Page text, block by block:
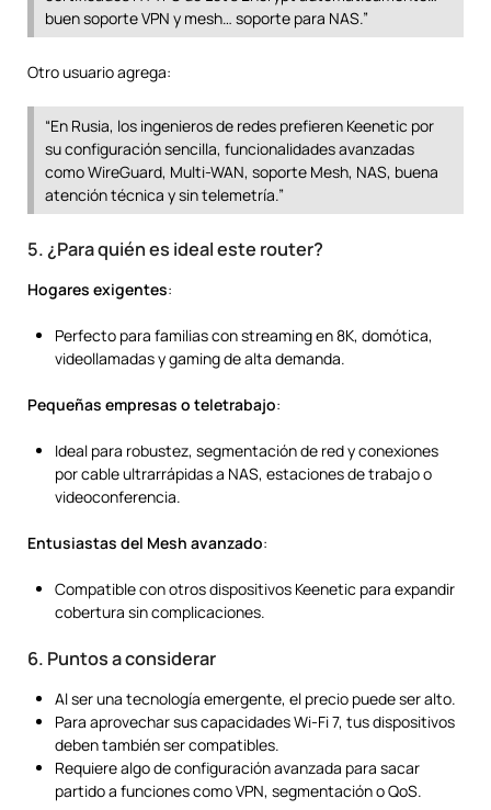
buen soporte VPN y mesh… soporte para NAS.”
Otro usuario agrega:
“En Rusia, los ingenieros de redes prefieren Keenetic por
su configuración sencilla, funcionalidades avanzadas
como WireGuard, Multi-WAN, soporte Mesh, NAS, buena
atención técnica y sin telemetría.”
5. ¿Para quién es ideal este router?
Hogares exigentes:
Perfecto para familias con streaming en 8K, domótica,
videollamadas y gaming de alta demanda.
Pequeñas empresas o teletrabajo:
Ideal para robustez, segmentación de red y conexiones
por cable ultrarrápidas a NAS, estaciones de trabajo o
videoconferencia.
Entusiastas del Mesh avanzado:
Compatible con otros dispositivos Keenetic para expandir
cobertura sin complicaciones.
6. Puntos a considerar
Al ser una tecnología emergente, el precio puede ser alto.
Para aprovechar sus capacidades Wi-Fi 7, tus dispositivos
deben también ser compatibles.
Requiere algo de configuración avanzada para sacar
partido a funciones como VPN, segmentación o QoS.